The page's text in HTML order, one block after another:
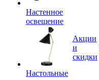
Настенное
освещение
Настольные
Акции
и
скидки